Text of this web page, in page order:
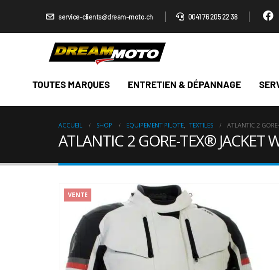
service-clients@dream-moto.ch 0041 76 205 22 38
TOUTES MARQUES ENTRETIEN & DÉPANNAGE
ACCUEIL SHOP EQUIPEMENT PILOTE, TEXTILES ATLANTIC 2
ATLANTIC 2 GORE-TEX® JACKET
VENTE